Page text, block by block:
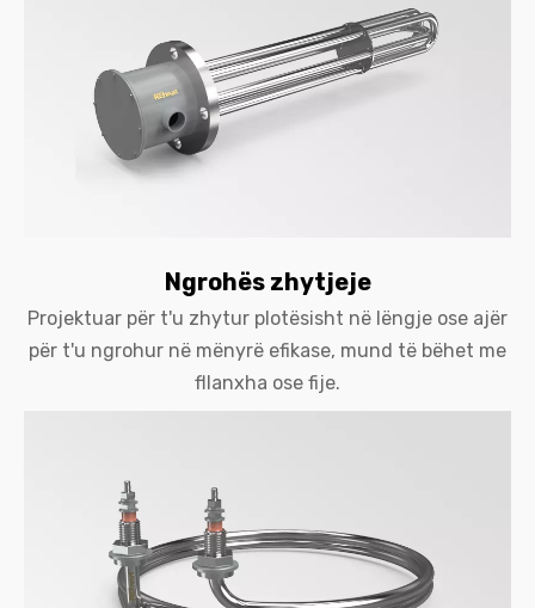
Ngrohës zhytjeje
Projektuar për t'u zhytur plotësisht në lëngje ose ajër
për t'u ngrohur në mënyrë efikase, mund të bëhet me
fllanxha ose fije.